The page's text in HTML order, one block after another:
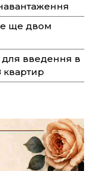
ще двом
введення в
квартир